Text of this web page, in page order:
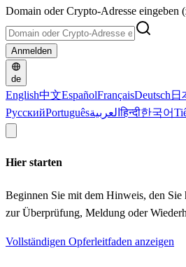
Domain oder Crypto-Adresse eingeben
Anmelden
de
English中文EspañolFrançaisDeutsch 日
РусскийPortuguêsالعربيةहिन्दी한국어
Hier starten
Beginnen Sie mit dem Hinweis, den Sie
zur Überprüfung, Meldung oder
Vollständigen Opferleitfaden anzeigen